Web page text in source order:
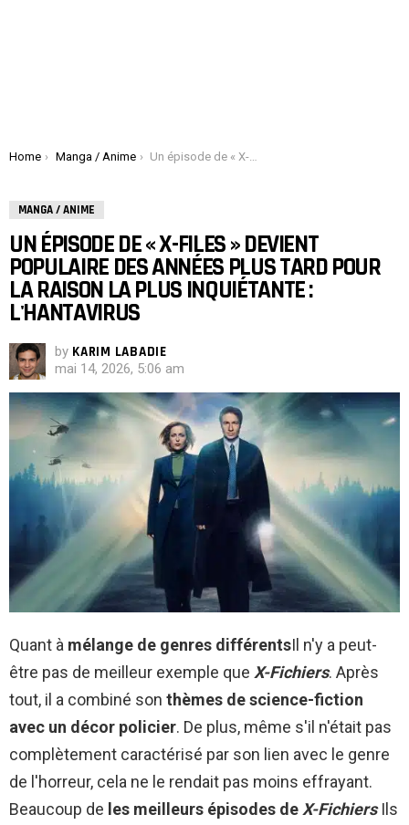
You are here:
Home Manga / Anime Un épisode de « X-Files » devient populaire des années plus tard pour la raison la plus inquiétante : l'hantavirus
MANGA / ANIME
UN ÉPISODE DE « X-FILES » DEVIENT
POPULAIRE DES ANNÉES PLUS TARD POUR
LA RAISON LA PLUS INQUIÉTANTE :
L'HANTAVIRUS
by KARIM LABADIE
mai 14, 2026, 5:06 am
Quant à mélange de genres différentsIl n'y a peut-
être pas de meilleur exemple que X-Fichiers. Après
tout, il a combiné son thèmes de science-fiction
avec un décor policier. De plus, même s'il n'était pas
complètement caractérisé par son lien avec le genre
de l'horreur, cela ne le rendait pas moins effrayant.
Beaucoup de les meilleurs épisodes deX-FichiersIls